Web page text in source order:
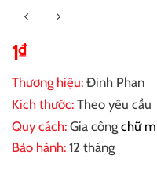
1₫
Thương hiệu: Đinh Phan
Kích thước: Theo yêu cầu
Quy cách: Gia công chữ
Bảo hành: 12 tháng